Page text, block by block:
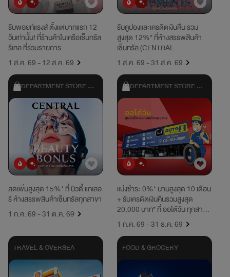
ยอดนิยมมาใหม่
รับพอยท์แรงส์ ตั้งแต่บาทแรก 12
วันเท่านั้น! ที่ร้านค้าในเครือเซ็นทรัล
รีเทล ที่ร่วมรายการ
1 ส.ค. 69 - 12 ส.ค. 69
ยอดนิยมมาใหม่
รับคูปองและเครดิตเงินคืน รวม
สูงสุด 12%* ที่ห้างสรรพสินค้า
เซ็นทรัล (CENTRAL
DEPARTMENT STORE), CHAT
& SHOP
1 ส.ค. 69 - 31 ส.ค. 69
DEPARTMENT STORE &
SHOPPING
ยอดนิยมมาใหม่
ลดเพิ่มสูงสุด 15%* ที่ บิวตี้ แกเลอ
รี ห้างสรรพสินค้าเซ็นทรัลทุกสาขา
1 ก.ค. 69 - 31 ต.ค. 69
DEPARTMENT STORE &
SHOPPING
ยอดนิยมมาใหม่
แบ่งชำระ 0%* นานสูงสุด 10 เดือน
+ รับเครดิตเงินคืนรวมสูงสุด
20,000 บาท* ที่ ออโต้วัน ทุกสาขา
และออนไลน์
1 ก.ค. 69 - 31 ธ.ค. 69
TRAVEL & OVERSEA FOOD & GROCERY